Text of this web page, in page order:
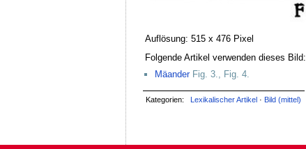
Auflösung: 515 x 476 Pixel
Folgende Artikel verwenden dieses Bild:
Mäander Fig. 3., Fig. 4.
Kategorien: Lexikalischer Artikel · Bild (mittel)